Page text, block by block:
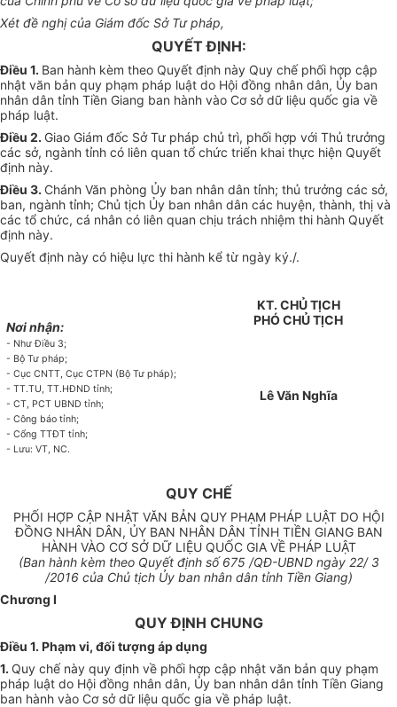
Xét đề nghị của Giám đốc Sở Tư pháp,
QUYẾT ĐỊNH:
Điều 1. Ban hành kèm theo Quyết định này Quy chế phối hợp cập
nhật văn bản quy phạm pháp luật do Hội đồng nhân dân, Ủy ban
nhân dân tỉnh Tiền Giang ban hành vào Cơ sở dữ liệu quốc gia về
pháp luật.
Điều 2. Giao Giám đốc Sở Tư pháp chủ trì, phối hợp với Thủ trưởng
các sở, ngành tỉnh có liên quan tổ chức triển khai thực hiện Quyết
định này.
Điều 3. Chánh Văn phòng Ủy ban nhân dân tỉnh; thủ trưởng các sở,
ban, ngành tỉnh; Chủ tịch Ủy ban nhân dân các huyện, thành, thị và
các tổ chức, cá nhân có liên quan chịu trách nhiệm thi hành Quyết
định này.
Quyết định này có hiệu lực thi hành kể từ ngày ký./.
Nơi nhận:
- Như Điều 3;
- Bộ Tư pháp;
- Cục CNTT, Cục CTPN (Bộ Tư pháp);
- TT.TU, TT.HĐND tỉnh;
- CT, PCT UBND tỉnh;
- Công báo tỉnh;
- Cổng TTĐT tỉnh;
- Lưu: VT, NC.
KT. CHỦ TỊCH
PHÓ CHỦ TỊCH
Lê Văn Nghĩa
QUY CHẾ
PHỐI HỢP CẬP NHẬT VĂN BẢN QUY PHẠM PHÁP LUẬT DO HỘI
ĐỒNG NHÂN DÂN, ỦY BAN NHÂN DÂN TỈNH TIỀN GIANG BAN
HÀNH VÀO CƠ SỞ DỮ LIỆU QUỐC GIA VỀ PHÁP LUẬT
(Ban hành kèm theo Quyết định số 675 /QĐ-UBND ngày 22/ 3
/2016 của Chủ tịch Ủy ban nhân dân tỉnh Tiền Giang)
Chương I
QUY ĐỊNH CHUNG
Điều 1. Phạm vi, đối tượng áp dụng
1. Quy chế này quy định về phối hợp cập nhật văn bản quy phạm
pháp luật do Hội đồng nhân dân, Ủy ban nhân dân tỉnh Tiền Giang
ban hành vào Cơ sở dữ liệu quốc gia về pháp luật.